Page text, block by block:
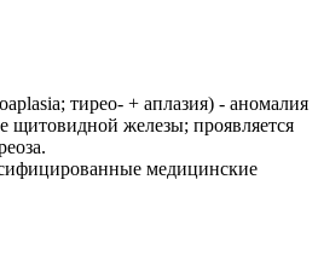
тирео- + аплазия) - аномалия
щитовидной железы; проявляется
медицинские